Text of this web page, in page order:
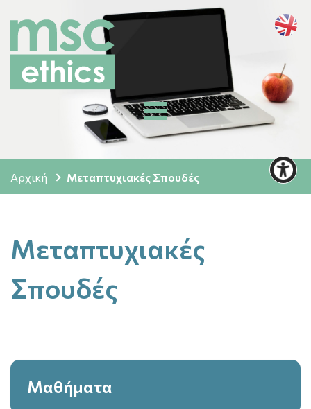
Αρχική Μεταπτυχιακές Σπουδές
Μεταπτυχιακές
Σπουδές
Μαθήματα